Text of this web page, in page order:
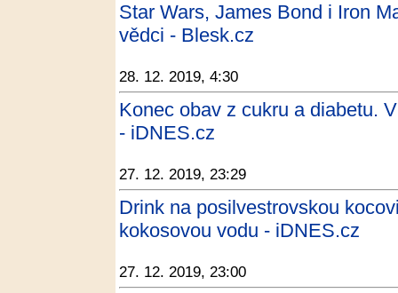
Star Wars, James Bond i Iron
vědci - Blesk.cz
28. 12. 2019, 4:30
Konec obav z cukru a diabetu.
- iDNES.cz
27. 12. 2019, 23:29
Drink na posilvestrovskou
kokosovou vodu - iDNES.cz
27. 12. 2019, 23:00